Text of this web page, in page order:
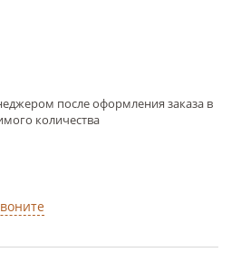
после оформления заказа в
количества